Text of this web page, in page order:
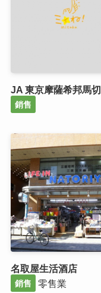
JA 東京摩薩希邦馬切
銷售
名取屋生活酒店
銷售 零售業